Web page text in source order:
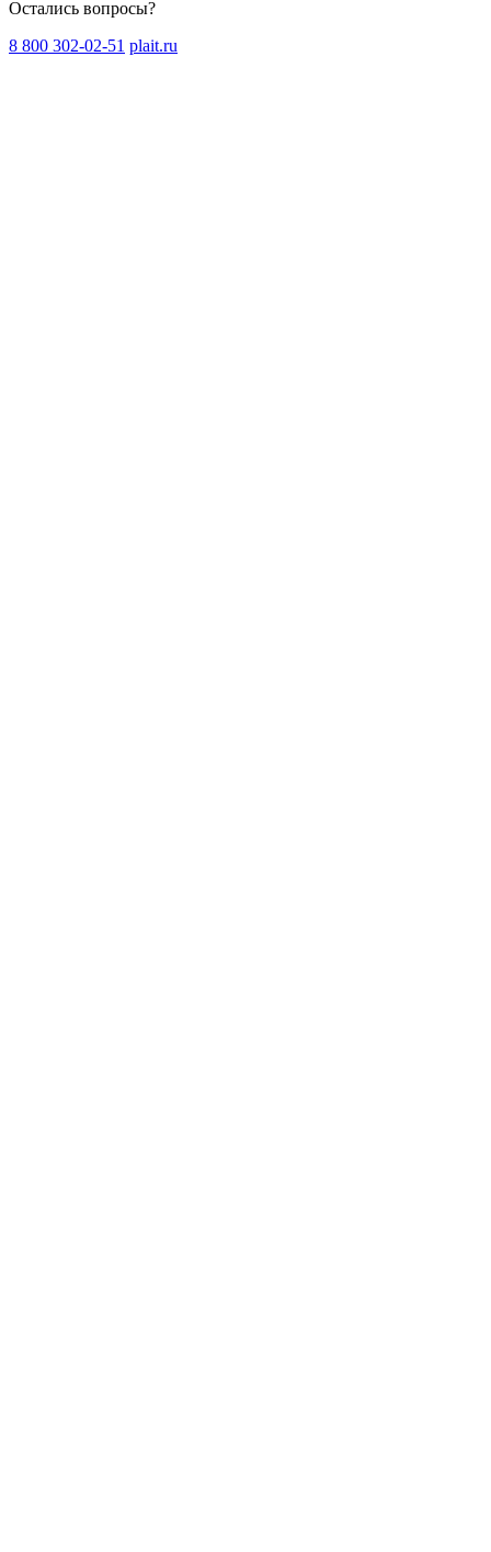
Остались вопросы?
8 800 302-02-51 plait.ru